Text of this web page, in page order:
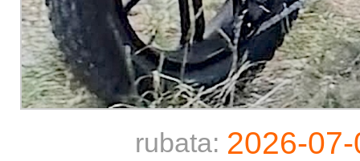
rubata: 2026-